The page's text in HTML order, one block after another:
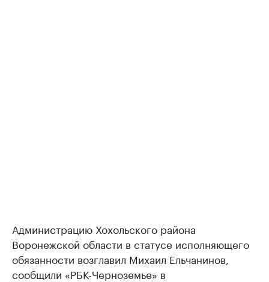
Администрацию Хохольского района
Воронежской области в статусе исполняющего
обязанности возглавил Михаил Ельчанинов,
сообщили «РБК-Черноземье» в